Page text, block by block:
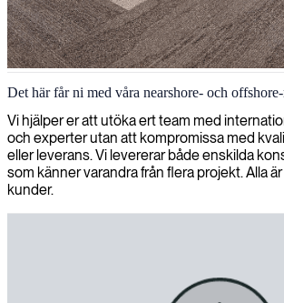
Det här får ni med våra nearshore‑ och
Vi hjälper er att utöka ert team med
och experter utan att kompromissa med
eller leverans. Vi levererar både enskilda
som känner varandra från flera projekt. Alla
kunder.